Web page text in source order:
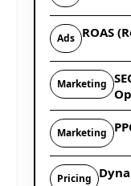
Ads ROAS
Marketing
Marketing
Pricing